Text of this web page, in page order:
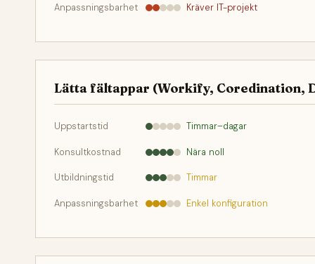
Anpassningsbarhet Kräver IT-projekt
Lätta fältappar (Workify, Coredination,
Uppstartstid Timmar–dagar
Konsultkostnad Nära noll
Utbildningstid Timmar
Anpassningsbarhet Enkel konfiguration